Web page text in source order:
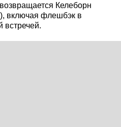
Келеборн
включая флешбэк в
встречей.